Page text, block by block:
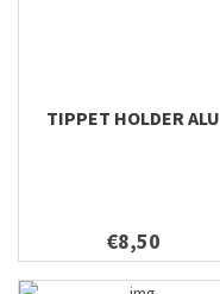
TIPPET HOLDER ALU
€8,50